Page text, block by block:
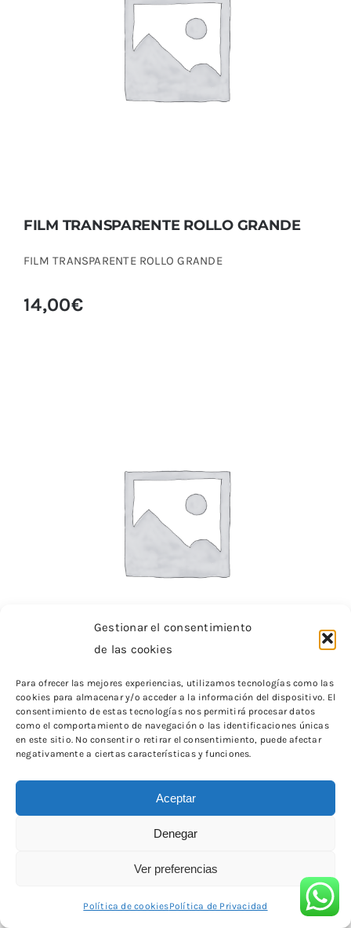
Gestionar el consentimiento
de las cookies
Para ofrecer las mejores experiencias, utilizamos tecnologías como las
cookies para almacenar y/o acceder a la información del dispositivo. El
consentimiento de estas tecnologías nos permitirá procesar datos
como el comportamiento de navegación o las identificaciones únicas
en este sitio. No consentir o retirar el consentimiento, puede afectar
negativamente a ciertas características y funciones.
Aceptar
Denegar
Ver preferencias
Política de cookiesPolítica de Privacidad
FILM TRANSPARENTE ROLLO GRANDE
FILM TRANSPARENTE ROLLO GRANDE
FILM TRANSPARENTE ROLLO GRANDE
14,00€
GASA DE CELULOSA OCULAR 100U
GASA DE CELULOSA OCULAR 100U
GASA DE CELULOSA OCULAR 100U
0,00€